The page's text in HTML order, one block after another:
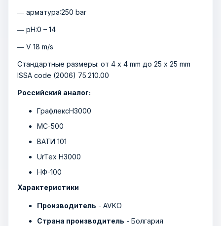
― арматура:250 bar
― pH:0 – 14
― V 18 m/s
Стандартные размеры: от 4 x 4 mm до 25 x 25 mm
ISSA code (2006) 75.210.00
Российский аналог:
ГрафлексН3000
МС-500
ВАТИ 101
UrTex Н3000
НФ-100
Характеристики
Производитель - AVKO
Страна производитель - Болгария